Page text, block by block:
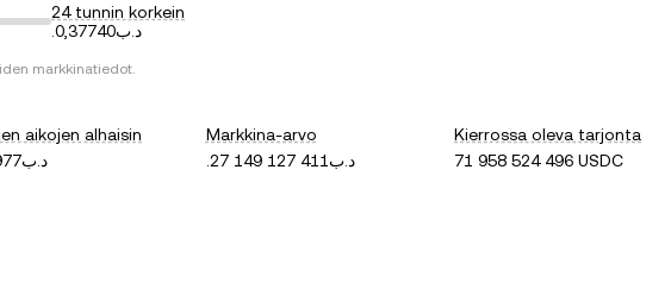
24 tunnin korkein
.د.ب0,37740
markkinatiedot.
aikojen alhaisin
.د.ب0,32977
Markkina-arvo
.د.ب27 149 127 411
Kierrossa oleva tarjonta
71 958 524 496 USDC